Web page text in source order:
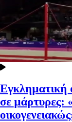
Εγκληματική
σε μάρτυρες: